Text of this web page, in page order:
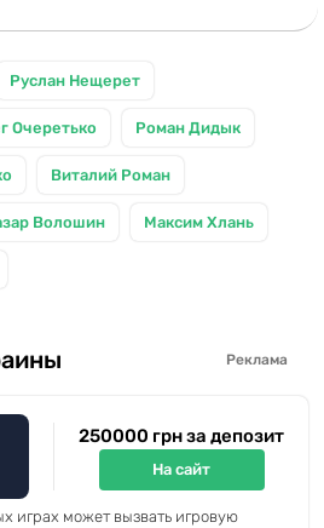
Руслан Нещерет
Очеретько Роман Дидык
Виталий Роман
Волошин Максим Хлань
Реклама
250000 грн за депозит
На сайт
играх может вызвать игровую